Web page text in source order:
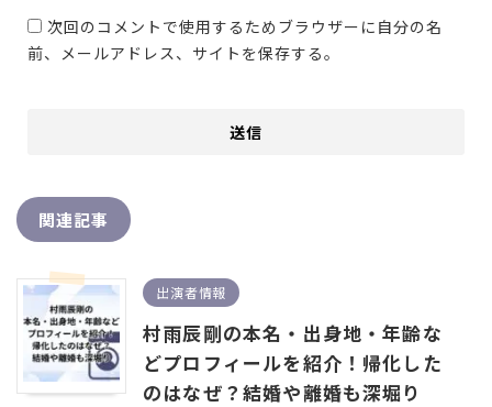
次回のコメントで使用するためブラウザーに自分の名
前、メールアドレス、サイトを保存する。
関連記事
出演者情報
村雨辰剛の本名・出身地・年齢な
どプロフィールを紹介！帰化した
のはなぜ？結婚や離婚も深堀り